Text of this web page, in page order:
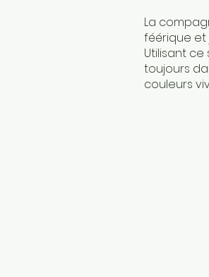
La
féérique et
Utilisant
toujours
couleurs